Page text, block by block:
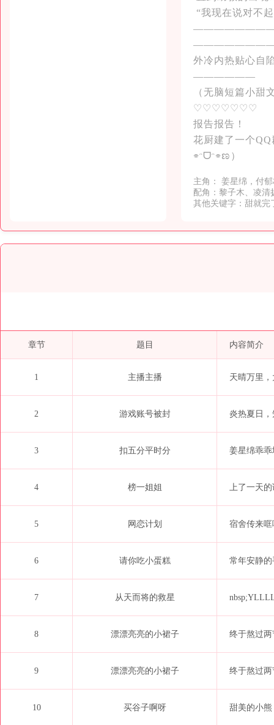
“我现在说对不
外冷内热贴心自
——————
（无脑短篇小甜
♡♡♡♡♡♡♡
报告报告！
花厨建了一个
⌯ᵔᗜᵔ⌯ಣ）
主角： 姜星绵，付
配角：黎子木、凌清
其他关键字：甜就完
章节 题目 内容简介
1 主播主播 天晴万里
2 游戏账号被封 炎热夏日
3 扣五分平时分 姜星绵乖
4 榜一姐姐 上了一天
5 网恋计划 宿舍传来
6 请你吃小蛋糕 常年安静
7 从天而将的救星
8 漂漂亮亮的小裙子 终于熬过
9 漂漂亮亮的小裙子 终于熬过
10 买谷子啊呀 甜美的小